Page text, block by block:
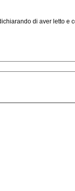
di aver letto e